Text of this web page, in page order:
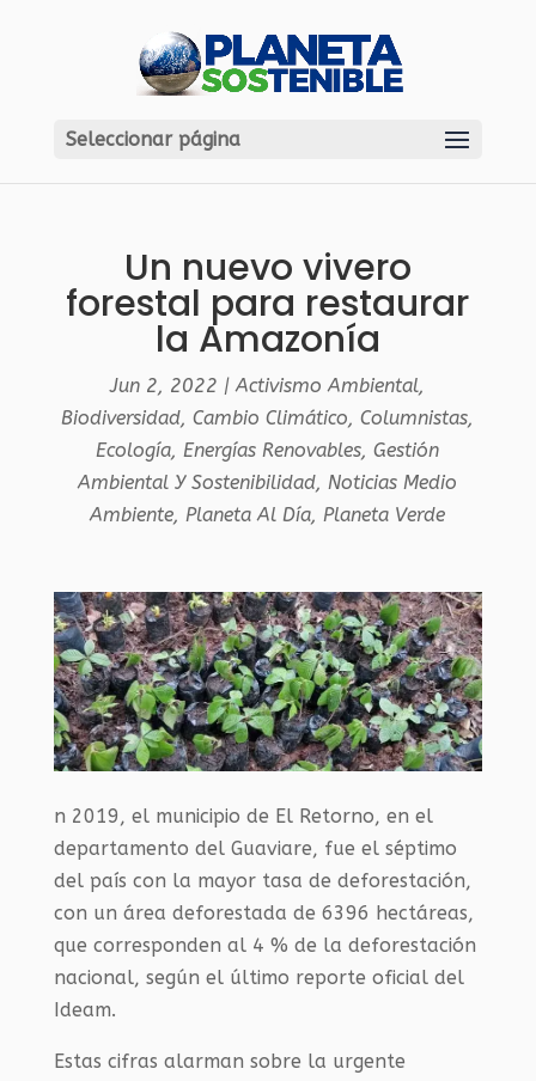
Seleccionar página
Un nuevo vivero
forestal para restaurar
la Amazonía
Jun 2, 2022 |Activismo Ambiental,
Biodiversidad,Cambio Climático,Columnistas,
Ecología,Energías Renovables,Gestión
Ambiental Y Sostenibilidad,Noticias Medio
Ambiente,Planeta Al Día,Planeta Verde
n 2019, el municipio de El Retorno, en el
departamento del Guaviare, fue el séptimo
del país con la mayor tasa de deforestación,
con un área deforestada de 6396 hectáreas,
que corresponden al 4 % de la deforestación
nacional, según el último reporte oficial del
Ideam.
Estas cifras alarman sobre la urgente